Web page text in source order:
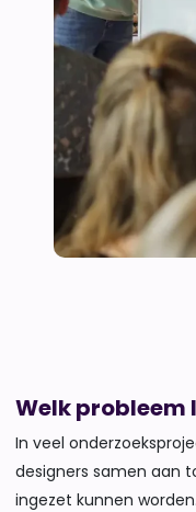
Welk probleem
In veel
designers samen aan
ingezet kunnen